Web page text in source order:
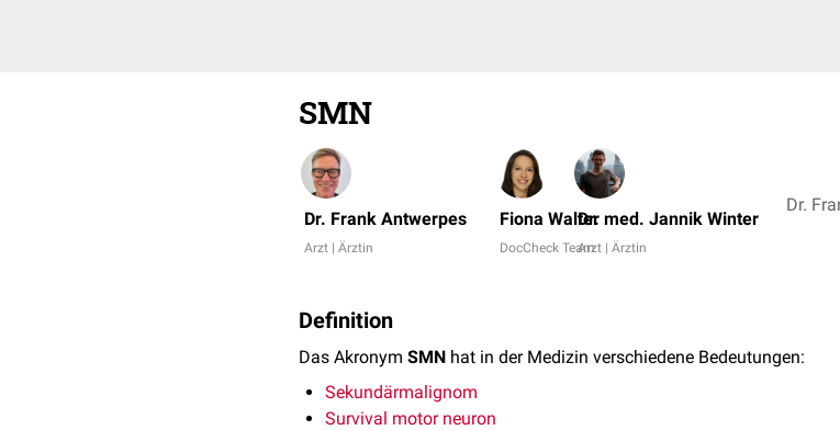
SMN
Dr. Frank Antwerpes
Arzt | Ärztin
Fiona Walter
DocCheck Team
Dr. med. Jannik Winter
Arzt | Ärztin
Definition
Das Akronym SMN hat in der Medizin verschiedene Bedeutungen:
Sekundärmalignom
Survival motor neuron